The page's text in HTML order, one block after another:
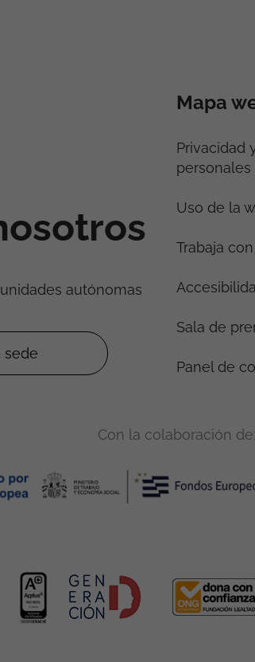
autónomas
Mapa
Privacidad
personales
Uso de la
Trabaja
Sala de
Panel de
Con la colaboración de: